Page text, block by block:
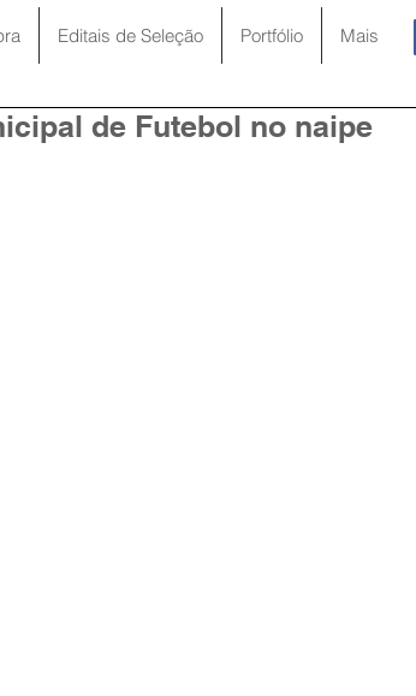
Editais de Seleção Portfólio Mais
de Futebol no naipe